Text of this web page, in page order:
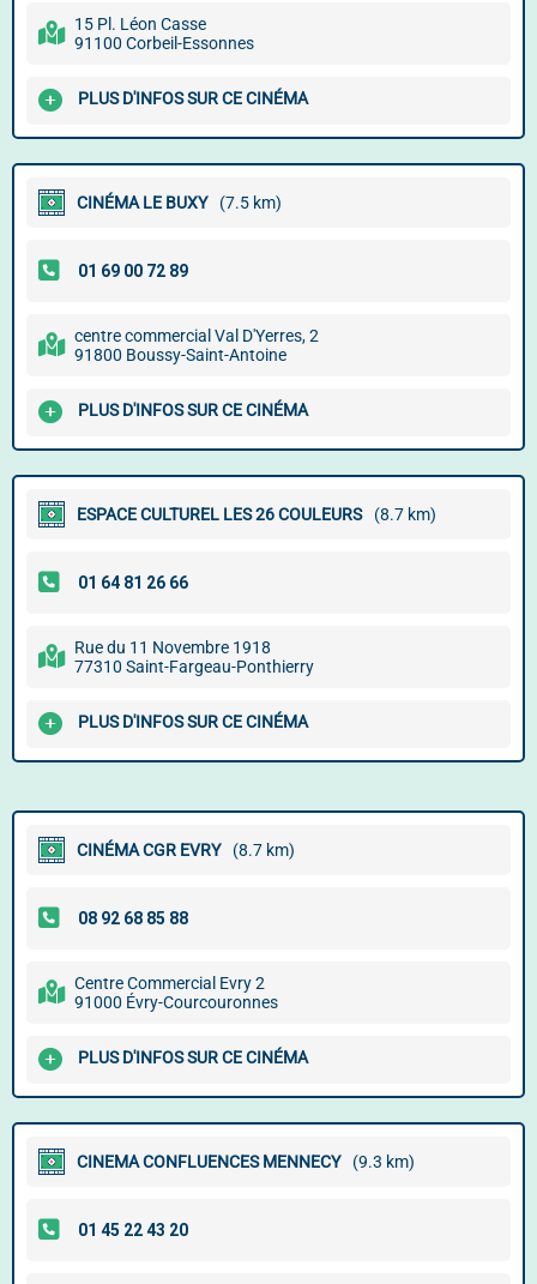
15 Pl. Léon Casse
91100 Corbeil-Essonnes
PLUS D'INFOS SUR CE CINÉMA
CINÉMA LE BUXY (7.5 km)
centre commercial Val D'Yerres, 2
91800 Boussy-Saint-Antoine
PLUS D'INFOS SUR CE CINÉMA
ESPACE CULTUREL LES 26 COULEURS (8.7 km)
Rue du 11 Novembre 1918
77310 Saint-Fargeau-Ponthierry
PLUS D'INFOS SUR CE CINÉMA
CINÉMA CGR EVRY (8.7 km)
Centre Commercial Evry 2
91000 Évry-Courcouronnes
PLUS D'INFOS SUR CE CINÉMA
CINEMA CONFLUENCES MENNECY (9.3 km)